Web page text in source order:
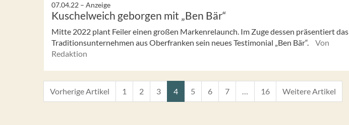
07.04.22 – Anzeige
Kuschelweich geborgen mit „Ben Bär“
Mitte 2022 plant Feiler einen großen Markenrelaunch. Im Zuge dessen präsentiert das
Traditionsunternehmen aus Oberfranken sein neues Testimonial „Ben Bär“.
Von
Redaktion
Vorherige Artikel 1 2 3 4 5 6 7 16 Weitere Artikel